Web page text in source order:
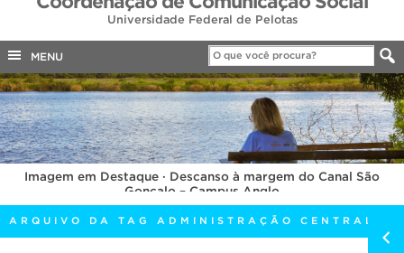
Acesso à informação
Legislação
Canais
COBALTO
CONCURSOS
EDITAIS
INTERNACIONAL
OUVIDORIA
PORTARIAS
TELEFONES
Universidade Federal de Pelotas
MENU
Imagem em Destaque · Descanso à margem do Canal São
Gonçalo – Campus Anglo
ARQUIVO DA TAG ADMINISTRAÇÃO CENTRAL